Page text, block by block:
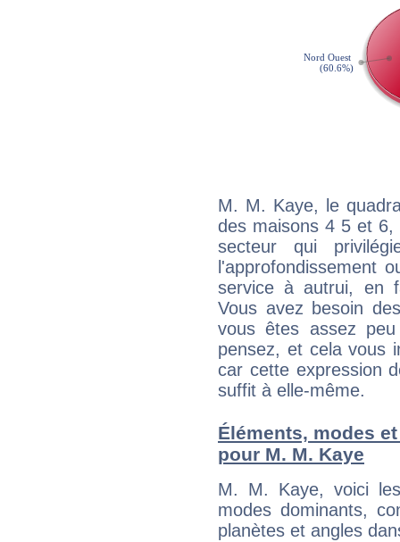
M. M. Kaye, le
des maisons 4 5 et
secteur qui
l'approfondissement
service à autrui, en
Vous avez besoin
vous êtes assez
pensez, et cela vous
car cette expression
suffit à elle-même.
Éléments, modes
pour M. M. Kaye
M. M. Kaye, voici
modes dominants,
planètes et angles